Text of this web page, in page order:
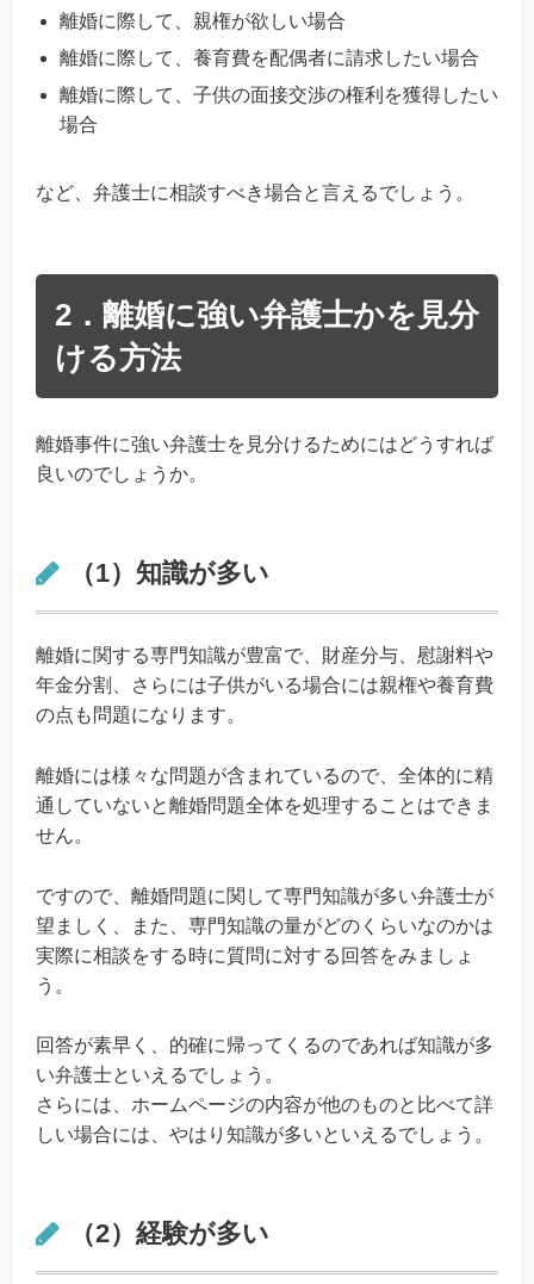
離婚に際して、親権が欲しい場合
離婚に際して、養育費を配偶者に請求したい場合
離婚に際して、子供の面接交渉の権利を獲得したい
場合
など、弁護士に相談すべき場合と言えるでしょう。
2．離婚に強い弁護士かを見分
ける方法
離婚事件に強い弁護士を見分けるためにはどうすれば
良いのでしょうか。
（1）知識が多い
離婚に関する専門知識が豊富で、財産分与、慰謝料や
年金分割、さらには子供がいる場合には親権や養育費
の点も問題になります。
離婚には様々な問題が含まれているので、全体的に精
通していないと離婚問題全体を処理することはできま
せん。
ですので、離婚問題に関して専門知識が多い弁護士が
望ましく、また、専門知識の量がどのくらいなのかは
実際に相談をする時に質問に対する回答をみましょ
う。
回答が素早く、的確に帰ってくるのであれば知識が多
い弁護士といえるでしょう。
さらには、ホームページの内容が他のものと比べて詳
しい場合には、やはり知識が多いといえるでしょう。
（2）経験が多い